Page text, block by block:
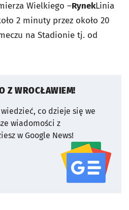
Wielkiego –RynekLinia
2 minuty przez około 20
na Stadionie tj. od
Z WROCŁAWIEM!
co dzieje się we
wiadomości z
w Google News!
serwisu